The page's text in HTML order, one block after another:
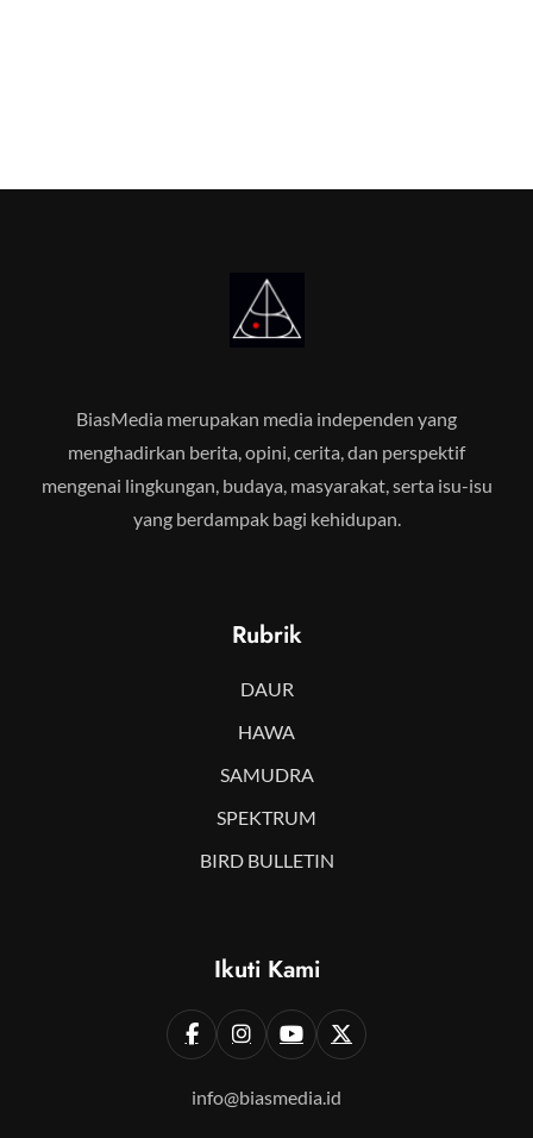
BiasMedia merupakan media independen yang
menghadirkan berita, opini, cerita, dan perspektif
mengenai lingkungan, budaya, masyarakat, serta isu-isu
yang berdampak bagi kehidupan.
Rubrik
DAUR
HAWA
SAMUDRA
SPEKTRUM
BIRD BULLETIN
Ikuti Kami
info@biasmedia.id